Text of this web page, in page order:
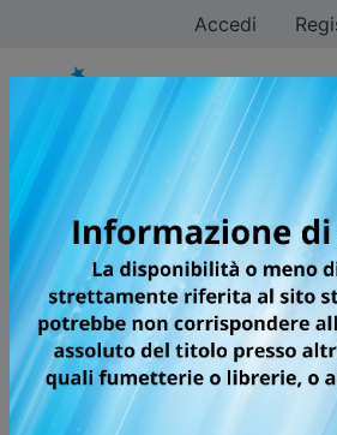
Accedi
TUTTI GLI
Star Comics al
2026: gli ospiti,
Star Comics al
2026: gli ospiti,
COMICON
REGOLAMENTO